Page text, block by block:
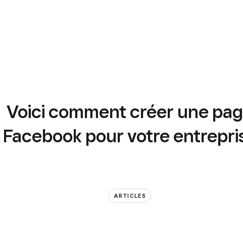
Voici comment créer une
Facebook pour votre
ARTICLES